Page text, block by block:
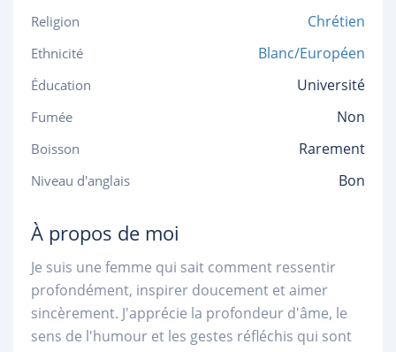
Religion Chrétien
Ethnicité Blanc/Européen
Éducation Université
Fumée Non
Boisson Rarement
Niveau d'anglais Bon
À propos de moi
Je suis une femme qui sait comment ressentir
profondément, inspirer doucement et aimer
sincèrement. J'apprécie la profondeur d'âme, le
sens de l'humour et les gestes réfléchis qui sont